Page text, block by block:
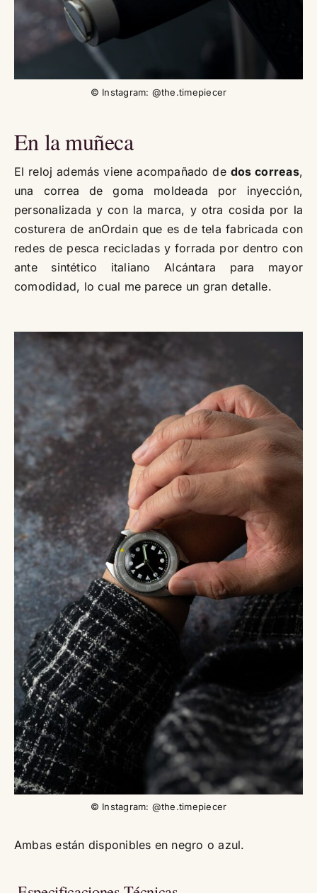
© Instagram: @the.timepiecer
En la muñeca
El reloj además viene acompañado de dos correas,
una correa de goma moldeada por inyección,
personalizada y con la marca, y otra cosida por la
costurera de anOrdain que es de tela fabricada con
redes de pesca recicladas y forrada por dentro con
ante sintético italiano Alcántara para mayor
comodidad, lo cual me parece un gran detalle.
© Instagram: @the.timepiecer
Ambas están disponibles en negro o azul.